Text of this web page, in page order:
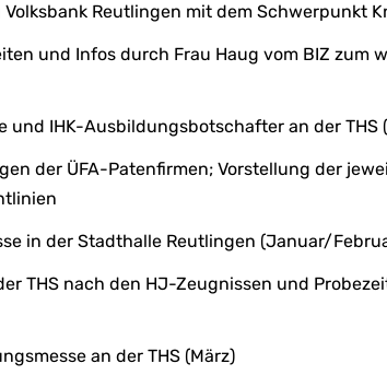
Reutlingen mit dem Schwerpunkt
und Infos durch Frau Haug vom BIZ zum
und IHK-Ausbildungsbotschafter an der THS
der ÜFA-Patenfirmen; Vorstellung der
in der Stadthalle Reutlingen (Januar/
THS nach den HJ-Zeugnissen und
an der THS (März)